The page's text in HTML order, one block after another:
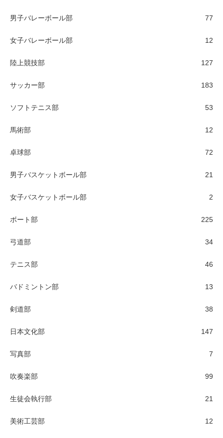
男子バレーボール部 77
女子バレーボール部 12
陸上競技部 127
サッカー部 183
ソフトテニス部 53
馬術部 12
卓球部 72
男子バスケットボール部 21
女子バスケットボール部 2
ボート部 225
弓道部 34
テニス部 46
バドミントン部 13
剣道部 38
日本文化部 147
写真部 7
吹奏楽部 99
生徒会執行部 21
美術工芸部 12